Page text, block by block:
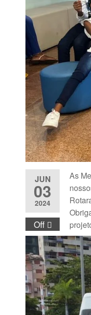
JUN
03
2024
Off
As